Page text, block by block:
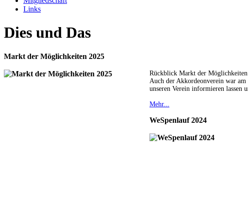
Links
Dies und Das
Markt der Möglichkeiten 2025
Rückblick Markt der Möglichkeiten
Auch der Akkordeonverein war
unseren Verein informieren lassen
Mehr...
WeSpenlauf 2024